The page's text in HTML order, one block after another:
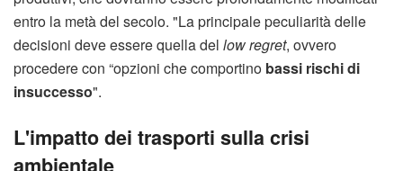
entro la metà del secolo. "La principale peculiarità delle
decisioni deve essere quella del low regret, ovvero
procedere con “opzioni che comportino bassi rischi di
insuccesso".
L'impatto dei trasporti sulla crisi
ambientale